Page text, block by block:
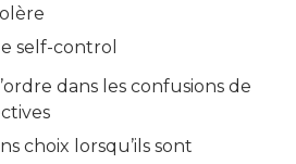
self-control
dans les confusions de
choix lorsqu’ils sont